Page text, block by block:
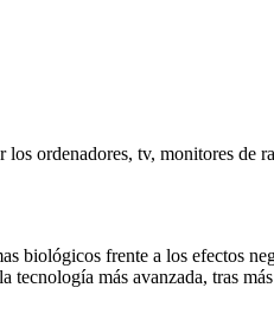
los ordenadores, tv, monitores
biológicos frente a los efectos
más avanzada, tras